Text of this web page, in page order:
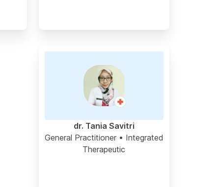
dr. Tania Savitri
General Practitioner• Integrated
Therapeutic